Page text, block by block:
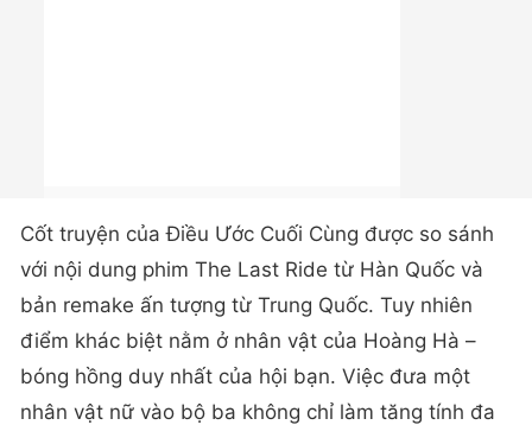
Cốt truyện của Điều Ước Cuối Cùng được so sánh
với nội dung phim The Last Ride từ Hàn Quốc và
bản remake ấn tượng từ Trung Quốc. Tuy nhiên
điểm khác biệt nằm ở nhân vật của Hoàng Hà –
bóng hồng duy nhất của hội bạn. Việc đưa một
nhân vật nữ vào bộ ba không chỉ làm tăng tính đa